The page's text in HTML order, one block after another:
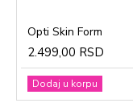
Opti Skin Form
2.499,00 RSD
Dodaj u korpu